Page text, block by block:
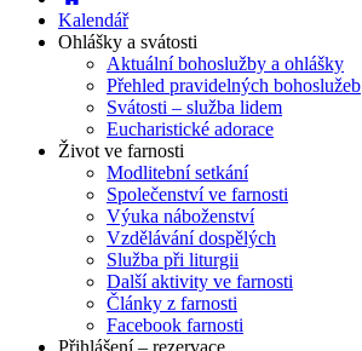
Kalendář
Ohlášky a svátosti
Aktuální bohoslužby a ohlášky
Přehled pravidelných bohoslužeb
Svátosti – služba lidem
Eucharistické adorace
Život ve farnosti
Modlitební setkání
Společenství ve farnosti
Výuka náboženství
Vzdělávání dospělých
Služba při liturgii
Další aktivity ve farnosti
Články z farnosti
Facebook farnosti
Přihlášení – rezervace